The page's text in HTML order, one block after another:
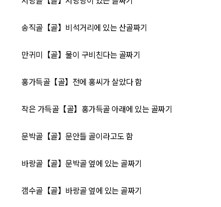
송직골【골】비석거리에 있는 산골짜기
만귀미【골】물이 구비친다는 골짜기
홍가득골【골】전에 홍씨가 살았다 함
작은 가득골【골】홍가득골 아래에 있는 골짜기
문박골【골】문안들 골이라고도 함
바랑골【골】문박골 옆에 있는 골짜기
갬수골【골】바랑골 옆에 있는 골짜기